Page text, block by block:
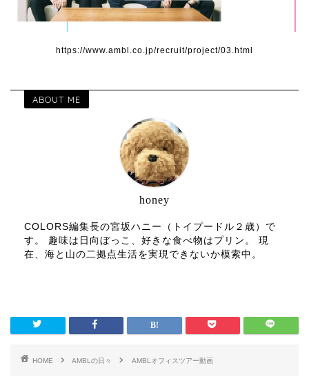
https://www.ambl.co.jp/recruit/project/03.html
ABOUT ME
honey
COLORS編集長の宮坂ハニー（トイプードル２歳）で
す。 趣味は日向ぼっこ、好きな食べ物はプリン。 現
在、海と山の二拠点生活を実現できないか模索中。
HOME AMBLの日々 AMBLオフィスツアー動画